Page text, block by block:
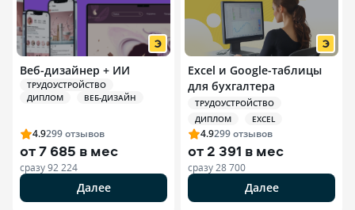
Веб-дизайнер + ИИ
ТРУДОУСТРОЙСТВО
ДИПЛОМ
ВЕБ-ДИЗАЙН
4.9299отзывов
от7 685 в мес
сразу92 224
Далее
Excel и Google-таблицы
для бухгалтера
ТРУДОУСТРОЙСТВО
ДИПЛОМ
EXCEL
4.9299отзывов
от2 391 в мес
сразу 28 700
Далее